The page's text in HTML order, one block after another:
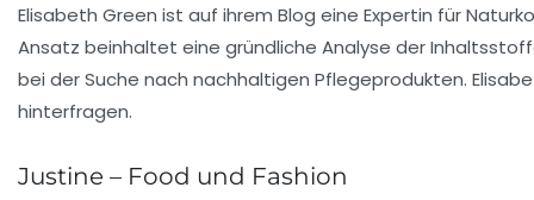
Elisabeth Green ist auf ihrem Blog eine Expertin für
Ansatz beinhaltet eine gründliche Analyse der
bei der Suche nach nachhaltigen Pflegeprodukten.
hinterfragen.
Justine – Food und Fashion